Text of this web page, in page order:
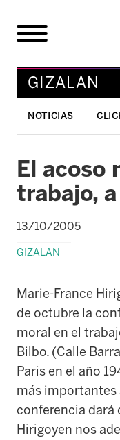
GIZALAN
NOTICIAS
El acoso
trabajo,
13/10/2005
GIZALAN
Marie-France
de octubre la
moral en el
Bilbo. (Calle
Paris en el año
más importantes
conferencia dará
Hirigoyen nos